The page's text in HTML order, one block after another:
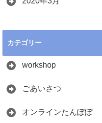
カテゴリー
workshop
ごあいさつ
オンラインたんぽぽ